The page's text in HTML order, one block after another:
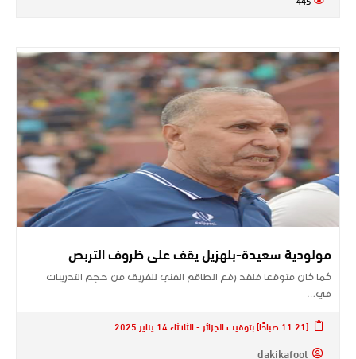
مولودية سعيدة-بلهزيل يقف على ظروف التربص
كما كان متوقعا فلقد رفع الطاقم الفني للفريق من حجم التدريبات
في…
[11:21 صباحًا] بتوقيت الجزائر - الثلاثاء 14 يناير 2025
dakikafoot